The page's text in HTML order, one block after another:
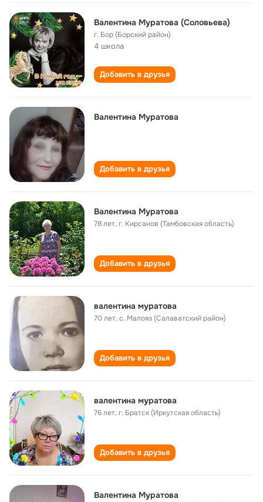
Валентина Муратова (Соловьева)
г. Бор (Борский район)
4 школа
Добавить в друзья
Валентина Муратова
Добавить в друзья
Валентина Муратова
78 лет,г. Кирсанов (Тамбовская область)
Добавить в друзья
валентина муратова
70 лет,с. Малояз (Салаватский район)
Добавить в друзья
валентина муратова
76 лет,г. Братск (Иркутская область)
Добавить в друзья
Валентина Муратова